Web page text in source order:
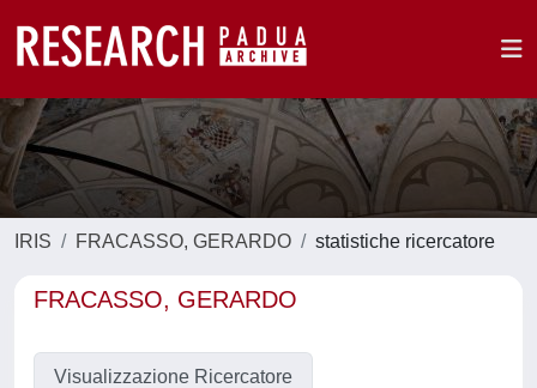
IRIS FRACASSO, GERARDO statistiche ricercatore
FRACASSO, GERARDO
Visualizzazione Ricercatore